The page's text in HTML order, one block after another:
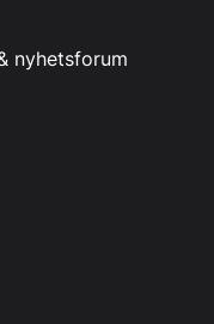
nyhetsforum